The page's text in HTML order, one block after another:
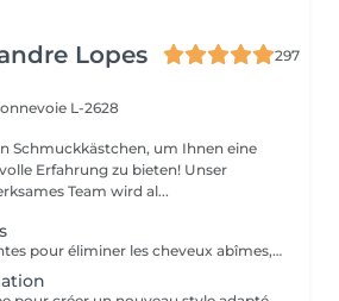
Lopes
297
L-2628
Schmuckkästchen, um Ihnen eine
Erfahrung zu bieten! Unser
Team wird al...
Coupe légère des pointes pour éliminer les cheveux abîmes, rafraîchir la coupe et garder les cheveux sains sans changer significativement la longueur.